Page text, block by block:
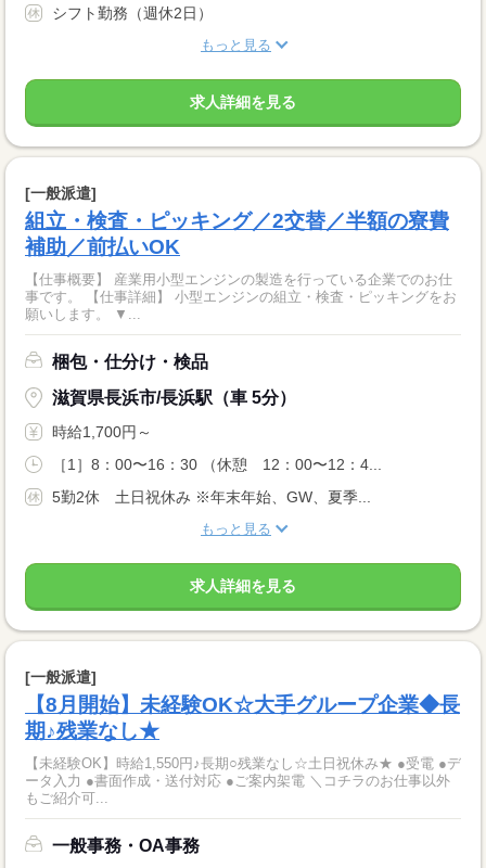
シフト勤務（週休2日）
もっと見る
求人詳細を見る
[一般派遣]
組立・検査・ピッキング／2交替／半額の寮費
補助／前払いOK
【仕事概要】 産業用小型エンジンの製造を行っている企業でのお仕
事です。 【仕事詳細】 小型エンジンの組立・検査・ピッキングをお
願いします。 ▼...
梱包・仕分け・検品
滋賀県長浜市/長浜駅（車 5分）
時給1,700円～
［1］8：00〜16：30 （休憩 12：00〜12：4...
5勤2休 土日祝休み ※年末年始、GW、夏季...
もっと見る
求人詳細を見る
[一般派遣]
【8月開始】未経験OK☆大手グループ企業◆長
期♪残業なし★
【未経験OK】時給1,550円♪長期○残業なし☆土日祝休み★ ●受電 ●デ
ータ入力 ●書面作成・送付対応 ●ご案内架電 ＼コチラのお仕事以外
もご紹介可...
一般事務・OA事務